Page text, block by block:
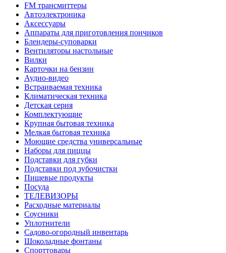
FM трансмиттеры
Автоэлектроника
Аксессуары
Аппараты для приготовления пончиков
Блендеры-суповарки
Вентиляторы настольные
Вилки
Карточки на бензин
Аудио-видео
Встраиваемая техника
Климатическая техника
Детская серия
Комплектующие
Крупная бытовая техника
Мелкая бытовая техника
Моющие средства универсальные
Наборы для пиццы
Подставки для губки
Подставки под зубочистки
Пищевые продукты
Посуда
ТЕЛЕВИЗОРЫ
Расходные материалы
Соусники
Уплотнители
Садово-огородный инвентарь
Шоколадные фонтаны
Спорттовары